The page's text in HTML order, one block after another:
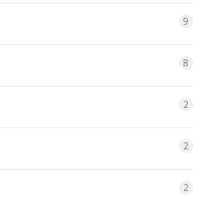
9
8
2
2
2